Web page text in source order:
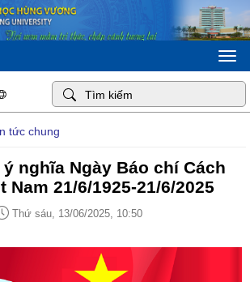
tức chung
nghĩa Ngày Báo chí Cách
Nam 21/6/1925-21/6/2025
Thứ sáu, 13/06/2025, 10:50